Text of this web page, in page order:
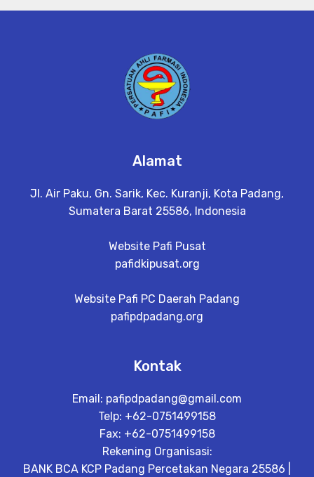
Alamat
Jl. Air Paku, Gn. Sarik, Kec. Kuranji, Kota Padang,
Sumatera Barat 25586, Indonesia
Website Pafi Pusat
pafidkipusat.org
Website Pafi PC Daerah Padang
pafipdpadang.org
Kontak
Email: pafipdpadang@gmail.com
Telp: +62-0751499158
Fax: +62-0751499158
Rekening Organisasi:
BANK BCA KCP Padang Percetakan Negara 25586 |